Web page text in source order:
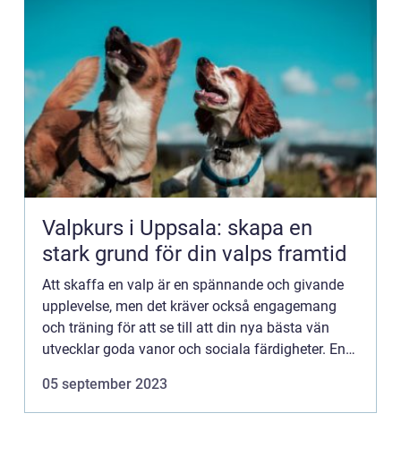
Valpkurs i Uppsala: skapa en
stark grund för din valps framtid
Att skaffa en valp är en spännande och givande
upplevelse, men det kräver också engagemang
och träning för att se till att din nya bästa vän
utvecklar goda vanor och sociala färdigheter. En
05 september 2023